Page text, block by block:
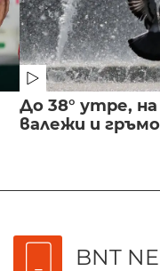
До 38° утре,
валежи и
BNT